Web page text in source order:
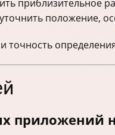
приблизительное
положение,
точность
приложений